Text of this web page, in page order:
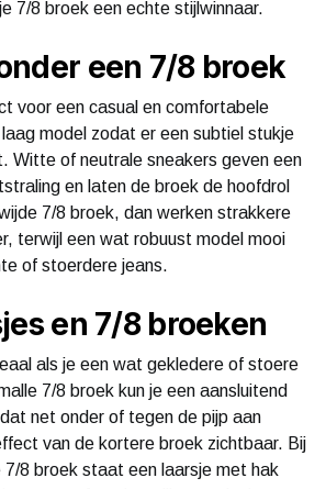
7/8 broek een echte stijlwinnaar.
een 7/8 broek
voor een casual en comfortabele
model zodat er een subtiel stukje
Witte of neutrale sneakers geven een
en laten de broek de hoofdrol
7/8 broek, dan werken strakkere
terwijl een wat robuust model mooi
of stoerdere jeans.
en 7/8 broeken
als je een wat gekledere of stoere
7/8 broek kun je een aansluitend
net onder of tegen de pijp aan
van de kortere broek zichtbaar. Bij
8 broek staat een laarsje met hak